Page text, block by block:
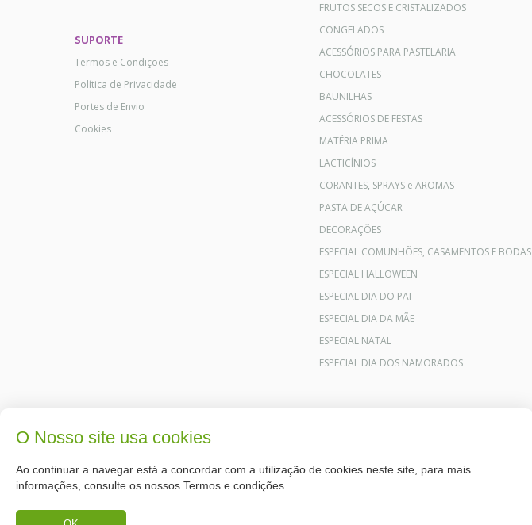
SUPORTE
Termos e Condições
Política de Privacidade
Portes de Envio
Cookies
FRUTOS SECOS E CRISTALIZADOS
CONGELADOS
ACESSÓRIOS PARA PASTELARIA
CHOCOLATES
BAUNILHAS
ACESSÓRIOS DE FESTAS
MATÉRIA PRIMA
LACTICÍNIOS
CORANTES, SPRAYS e AROMAS
PASTA DE AÇÚCAR
DECORAÇÕES
ESPECIAL COMUNHÕES, CASAMENTOS E BODAS
ESPECIAL HALLOWEEN
ESPECIAL DIA DO PAI
ESPECIAL DIA DA MÃE
ESPECIAL NATAL
ESPECIAL DIA DOS NAMORADOS
O Nosso site usa cookies
Ao continuar a navegar está a concordar com a utilização de cookies neste site, para mais
informações, consulte os nossos Termos e condições.